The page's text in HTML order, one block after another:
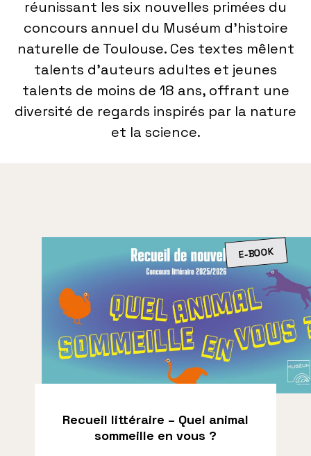
réunissant les six nouvelles primées du
concours annuel du Muséum d’histoire
naturelle de Toulouse. Ces textes mêlent
talents d’auteurs adultes et jeunes
talents de moins de 18 ans, offrant une
diversité de regards inspirés par la nature
et la science.
E-BOOK
Recueil littéraire – Quel animal
sommeille en vous ?